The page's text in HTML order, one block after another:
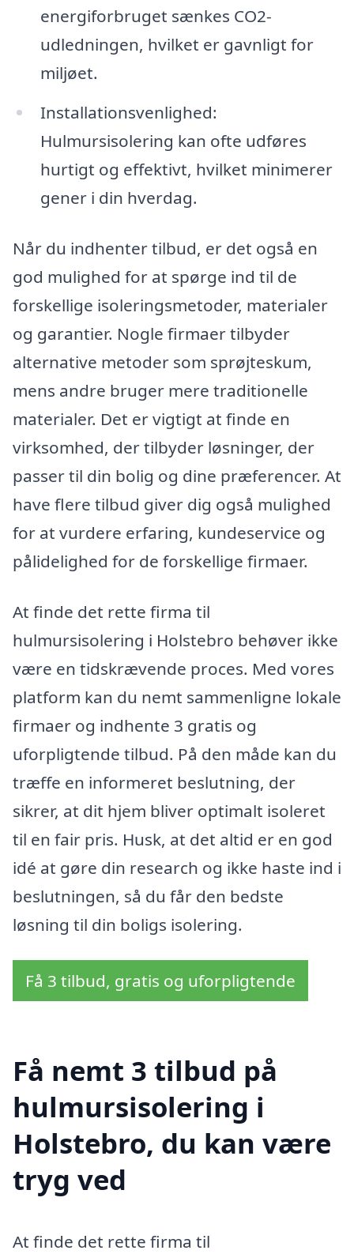
energiforbruget sænkes CO2-
udledningen, hvilket er gavnligt for
miljøet.
Installationsvenlighed:
Hulmursisolering kan ofte udføres
hurtigt og effektivt, hvilket minimerer
gener i din hverdag.
Når du indhenter tilbud, er det også en
god mulighed for at spørge ind til de
forskellige isoleringsmetoder, materialer
og garantier. Nogle firmaer tilbyder
alternative metoder som sprøjteskum,
mens andre bruger mere traditionelle
materialer. Det er vigtigt at finde en
virksomhed, der tilbyder løsninger, der
passer til din bolig og dine præferencer. At
have flere tilbud giver dig også mulighed
for at vurdere erfaring, kundeservice og
pålidelighed for de forskellige firmaer.
At finde det rette firma til
hulmursisolering i Holstebro behøver ikke
være en tidskrævende proces. Med vores
platform kan du nemt sammenligne lokale
firmaer og indhente 3 gratis og
uforpligtende tilbud. På den måde kan du
træffe en informeret beslutning, der
sikrer, at dit hjem bliver optimalt isoleret
til en fair pris. Husk, at det altid er en god
idé at gøre din research og ikke haste ind i
beslutningen, så du får den bedste
løsning til din boligs isolering.
Få 3 tilbud, gratis og uforpligtende
Få nemt 3 tilbud på
hulmursisolering i
Holstebro, du kan være
tryg ved
At finde det rette firma til